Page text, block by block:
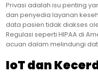
Privasi adalah isu penting
dan penyedia layanan
data pasien tidak diakses
Regulasi seperti HIPAA di
acuan dalam melindungi
IoT dan